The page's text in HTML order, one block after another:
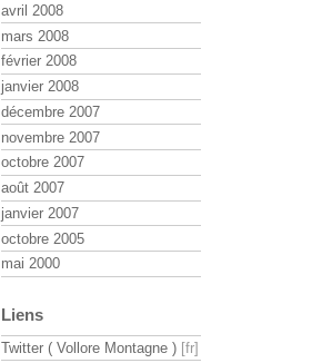
avril 2008
mars 2008
février 2008
janvier 2008
décembre 2007
novembre 2007
octobre 2007
août 2007
janvier 2007
octobre 2005
mai 2000
Liens
Twitter ( Vollore Montagne )